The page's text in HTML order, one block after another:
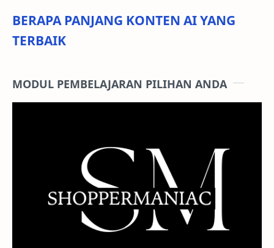
BERAPA PANJANG KONTEN AI YANG
TERBAIK
MODUL PEMBELAJARAN PILIHAN ANDA